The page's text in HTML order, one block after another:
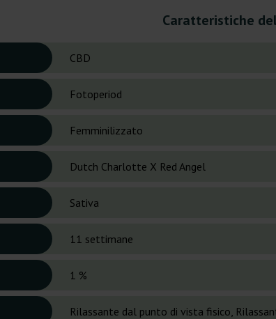
Caratteristiche
CBD
Fotoperiod
Femminilizzato
Dutch Charlotte X Red Angel
Sativa
11 settimane
1 %
Rilassante dal punto di vista fisico,